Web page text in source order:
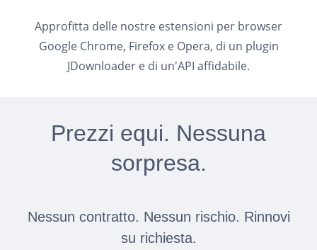
Approfitta delle nostre estensioni per browser
Google Chrome, Firefox e Opera, di un plugin
JDownloader e di un'API affidabile.
Prezzi equi. Nessuna
sorpresa.
Nessun contratto. Nessun rischio. Rinnovi
su richiesta.